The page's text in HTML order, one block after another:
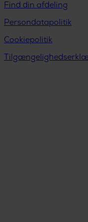
Find din afdeling
Persondatapolitik
Cookiepolitik